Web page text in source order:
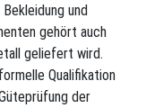
und
gehört auch
geliefert wird.
Qualifikation
der